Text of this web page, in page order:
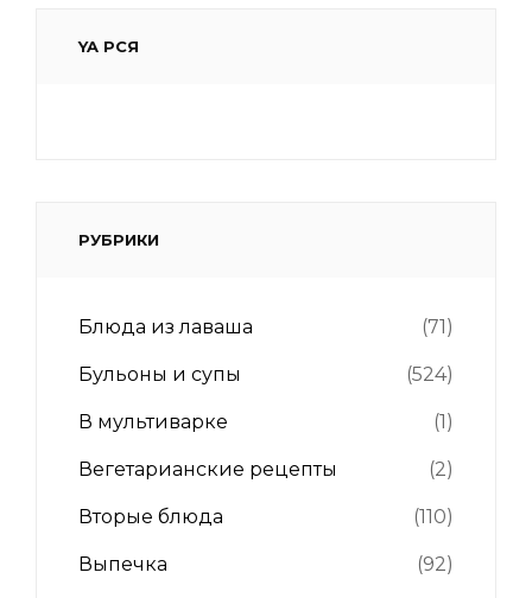
YA РСЯ
РУБРИКИ
Блюда из лаваша (71)
Бульоны и супы (524)
В мультиварке (1)
Вегетарианские рецепты (2)
Вторые блюда (110)
Выпечка (92)